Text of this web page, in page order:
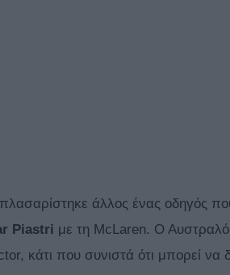
άλλος ένας οδηγός
Piastri με τη McLaren. Ο
κάτι που συνιστά ότι μπορεί